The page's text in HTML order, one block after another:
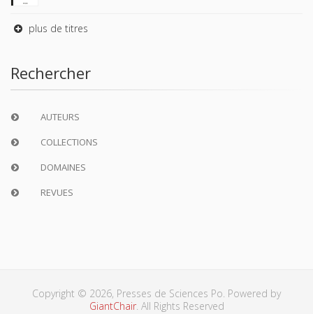
plus de titres
Rechercher
AUTEURS
COLLECTIONS
DOMAINES
REVUES
Copyright © 2026, Presses de Sciences Po. Powered by
GiantChair. All Rights Reserved